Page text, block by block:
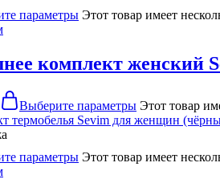
параметры Этот товар имеет
комплект женский
Выберите параметры Этот товар
параметры Этот товар имеет